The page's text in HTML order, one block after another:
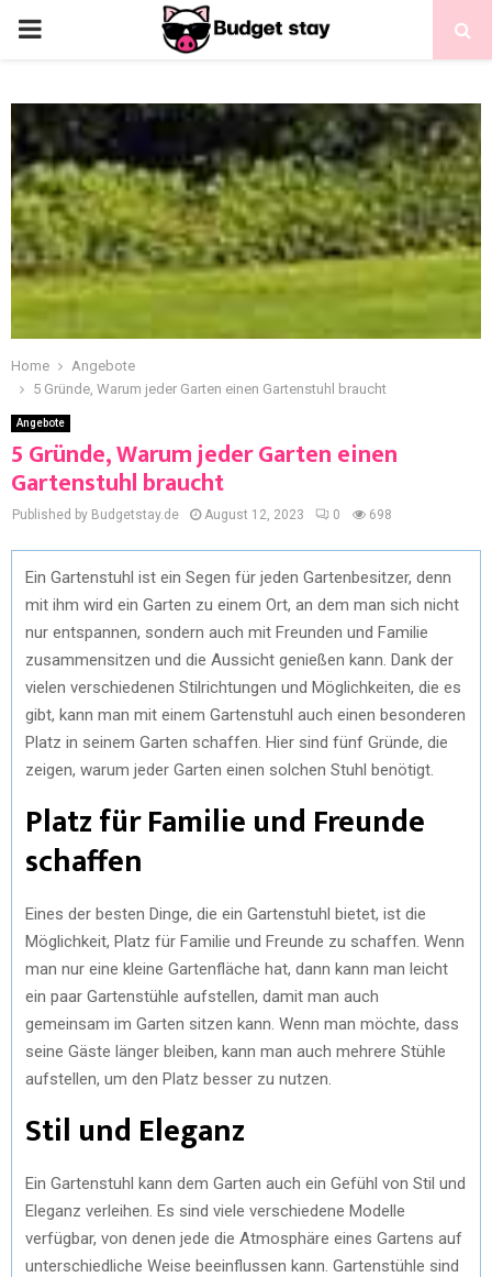
Home
Angebote
5 Gründe, Warum jeder Garten einen Gartenstuhl braucht
Angebote
5 Gründe, Warum jeder Garten einen
Gartenstuhl braucht
Published by Budgetstay.de August 12, 2023 0 698
Ein Gartenstuhl ist ein Segen für jeden Gartenbesitzer, denn
mit ihm wird ein Garten zu einem Ort, an dem man sich nicht
nur entspannen, sondern auch mit Freunden und Familie
zusammensitzen und die Aussicht genießen kann. Dank der
vielen verschiedenen Stilrichtungen und Möglichkeiten, die es
gibt, kann man mit einem Gartenstuhl auch einen besonderen
Platz in seinem Garten schaffen. Hier sind fünf Gründe, die
zeigen, warum jeder Garten einen solchen Stuhl benötigt.
Platz für Familie und Freunde
schaffen
Eines der besten Dinge, die ein Gartenstuhl bietet, ist die
Möglichkeit, Platz für Familie und Freunde zu schaffen. Wenn
man nur eine kleine Gartenfläche hat, dann kann man leicht
ein paar Gartenstühle aufstellen, damit man auch
gemeinsam im Garten sitzen kann. Wenn man möchte, dass
seine Gäste länger bleiben, kann man auch mehrere Stühle
aufstellen, um den Platz besser zu nutzen.
Stil und Eleganz
Ein Gartenstuhl kann dem Garten auch ein Gefühl von Stil und
Eleganz verleihen. Es sind viele verschiedene Modelle
verfügbar, von denen jede die Atmosphäre eines Gartens auf
unterschiedliche Weise beeinflussen kann. Gartenstühle sind